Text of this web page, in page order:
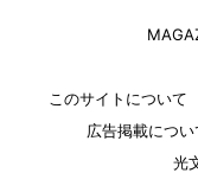
このサイトについて
広告掲載につい
光